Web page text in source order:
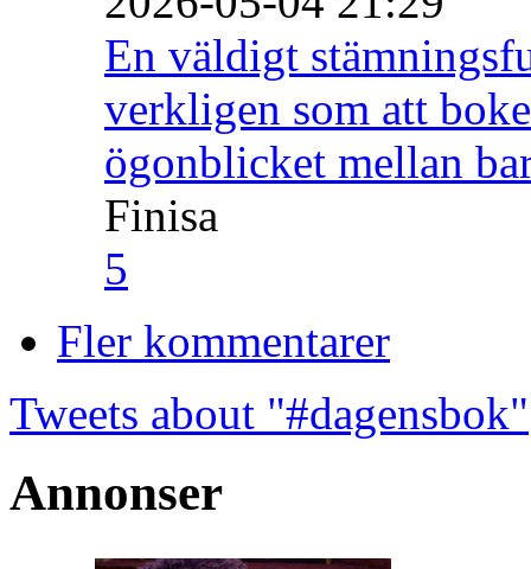
En väldigt
verkligen som att
ögonblicket mellan
Finisa
5
Fler kommentarer
Tweets about "#dagensbok"
Annonser